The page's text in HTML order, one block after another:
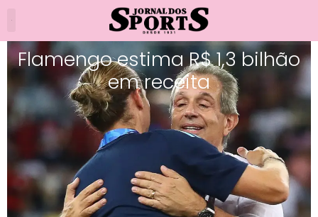
Flamengo estima R$ 1,3 bilhão
em receita